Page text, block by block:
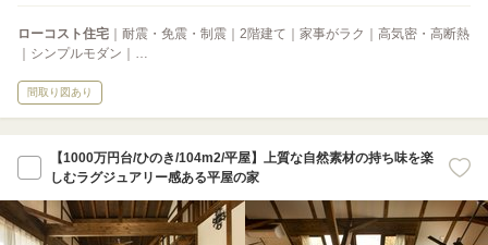
ローコスト住宅 ｜耐震・免震・制震｜2階建て｜家事がラク｜高気密・高断熱
｜シンプルモダン｜…
間取り図あり
【1000万円台/ひのき/104m2/平屋】上質な自然素材の持ち味を楽
しむラグジュアリー感ある平屋の家